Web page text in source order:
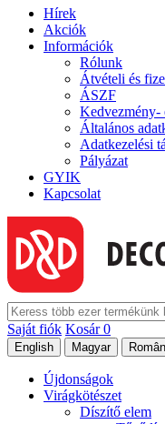
Hírek
Akciók
Információk
Rólunk
Átvételi és
ÁSZF
Kedvezmény-
Általános
Adatkezelési
Pályázat
GYIK
Kapcsolat
Saját fiók Kosár 0
Újdonságok
Virágkötészet
Díszítő elem